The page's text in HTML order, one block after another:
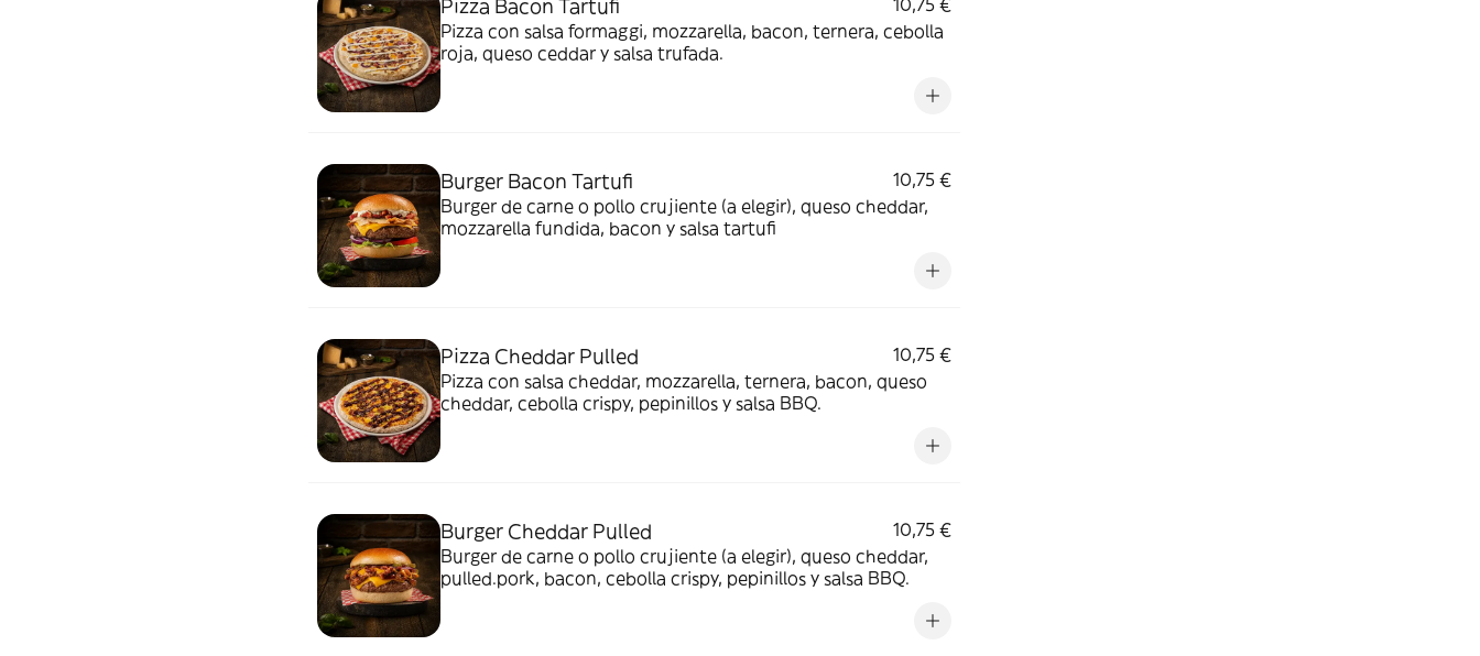
Pizza Bacon Tartufi
10,75 €
Pizza con salsa formaggi, mozzarella, bacon, ternera, cebolla
roja, queso ceddar y salsa trufada.
Burger Bacon Tartufi
10,75 €
Burger de carne o pollo crujiente (a elegir), queso cheddar,
mozzarella fundida, bacon y salsa tartufi
Pizza Cheddar Pulled
10,75 €
Pizza con salsa cheddar, mozzarella, ternera, bacon, queso
cheddar, cebolla crispy, pepinillos y salsa BBQ.
Burger Cheddar Pulled
10,75 €
Burger de carne o pollo crujiente (a elegir), queso cheddar,
pulled.pork, bacon, cebolla crispy, pepinillos y salsa BBQ.